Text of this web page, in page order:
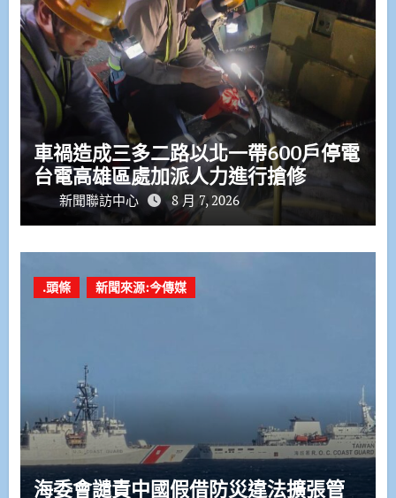
車禍造成三多二路以北一帶600戶停電
台電高雄區處加派人力進行搶修
新聞聯訪中心 8 月 7, 2026
.頭條 新聞來源:今傳媒
海委會譴責中國假借防災違法擴張管